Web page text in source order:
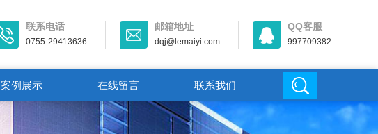
联系电话
0755-29413636
邮箱地址
dqj@lemaiyi.com
QQ客服
997709382
案例展示 在线留言 联系我们